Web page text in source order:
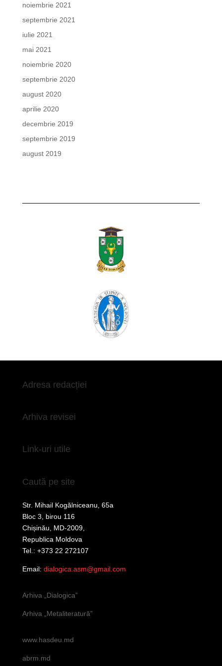
noiembrie 2021
septembrie 2021
iulie 2021
mai 2021
noiembrie 2020
septembrie 2020
august 2020
aprilie 2020
decembrie 2019
septembrie 2019
august 2019
Adresa redacției
Arhiva revisei
Link-uri utile
Caută pe site
Str. Mihail Kogălniceanu, 65a
Bloc 3, birou 116
Chișinău, MD-2009,
Republica Moldova
Tel.: +373 22 272107
Email: dialogica.asm@gmail.com
Arhiva „Dialogica”
Arhiva „Metaliteratură”
www.hasdeu.md
abrm.md